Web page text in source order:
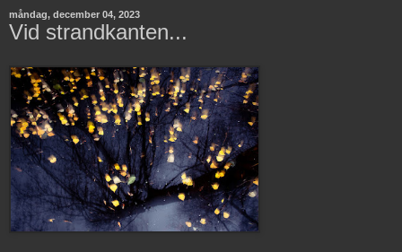
måndag, december 04, 2023
Vid strandkanten...